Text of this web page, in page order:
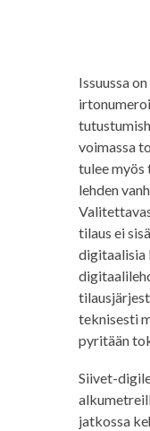
Issuussa
voimassa
tulee myös
lehden
tilaus ei
digitaalisia
teknisesti
pyritään
Siivet-
jatkossa